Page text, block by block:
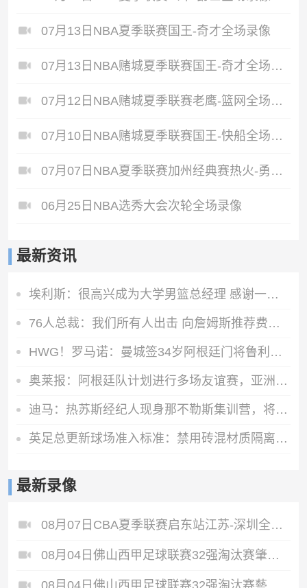
07月13日NBA夏季联赛国王-奇才全场录像
07月13日NBA赌城夏季联赛国王-奇才全场录像
07月12日NBA赌城夏季联赛老鹰-篮网全场录像
07月10日NBA赌城夏季联赛国王-快船全场录像
07月07日NBA夏季联赛加州经典赛热火-勇士全场录像
06月25日NBA选秀大会次轮全场录像
最新资讯
埃利斯：很高兴成为大学男篮总经理 感谢一路走来所有信任我的人
76人总裁：我们所有人出击 向詹姆斯推荐费城 他就是最后一块拼图
HWG！罗马诺：曼城签34岁阿根廷门将鲁利达协议，合同2+1
奥莱报：阿根廷队计划进行多场友谊赛，亚洲是主要考虑的目的地
迪马：热苏斯经纪人现身那不勒斯集训营，将商谈球员转会可能性
英足总更新球场准入标准：禁用砖混材质隔离墙，需加装安全防护层
最新录像
08月07日CBA夏季联赛启东站江苏-深圳全场录像
08月04日佛山西甲足球联赛32强淘汰赛肇庆恒骏成VS三七互娱全场录像
08月04日佛山西甲足球联赛32强淘汰赛藝品高國際VS湛江狂狼·粵辉能源全场录像